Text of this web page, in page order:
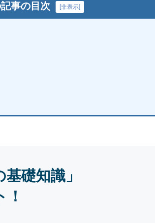
事の目次 [非表示]
礎知識」